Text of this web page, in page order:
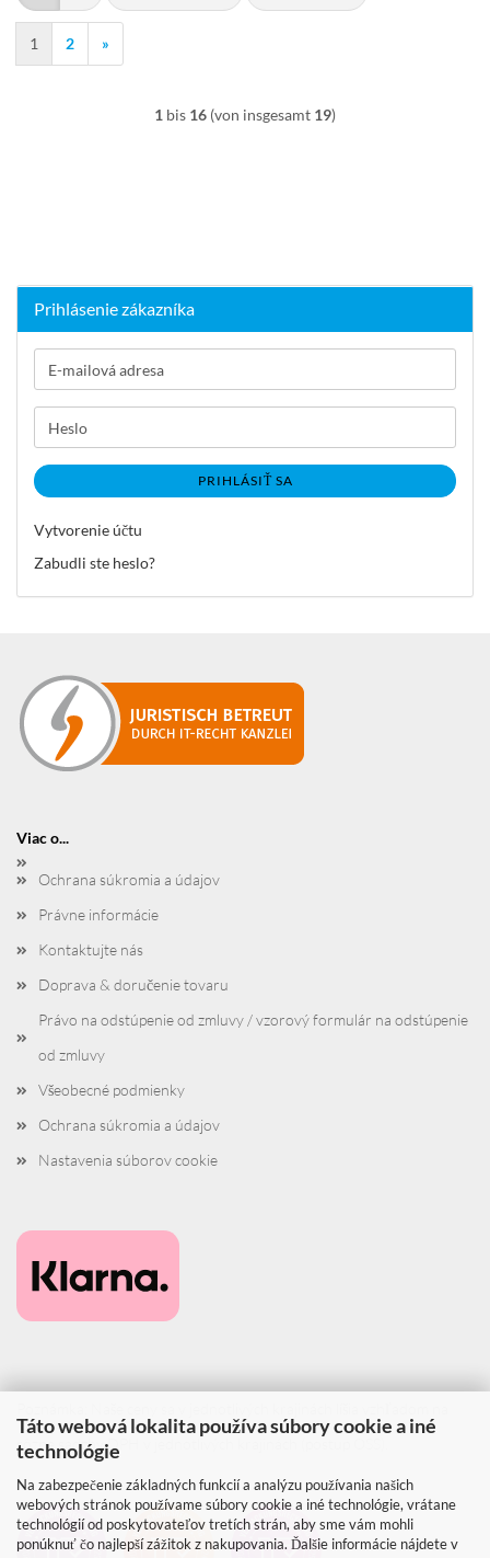
Táto webová lokalita používa súbory cookie a iné
technológie
Na zabezpečenie základných funkcií a analýzu používania našich
webových stránok používame súbory cookie a iné technológie, vrátane
technológií od poskytovateľov tretích strán, aby sme vám mohli
ponúknuť čo najlepší zážitok z nakupovania. Ďalšie informácie nájdete v
1 2 »
1 bis 16 (von insgesamt 19)
Prihlásenie zákazníka
E-
mailová
adresa
Heslo
PRIHLÁSIŤ SA
Vytvorenie účtu
Zabudli ste heslo?
Viac o...
Ochrana súkromia a údajov
Právne informácie
Kontaktujte nás
Doprava & doručenie tovaru
Právo na odstúpenie od zmluvy / vzorový formulár na odstúpenie
od zmluvy
Všeobecné podmienky
Ochrana súkromia a údajov
Nastavenia súborov cookie
rôzne sadzby DPH v jednotlivých krajinách (postup OSS).